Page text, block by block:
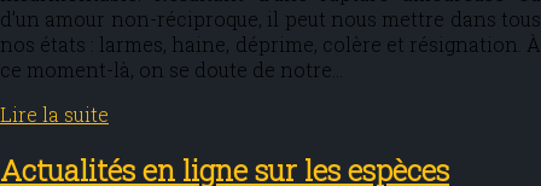
d’un amour non-réciproque, il peut nous mettre dans tous
nos états : larmes, haine, déprime, colère et résignation. À
ce moment-là, on se doute de notre…
Lire la suite
Actualités en ligne sur les espèces